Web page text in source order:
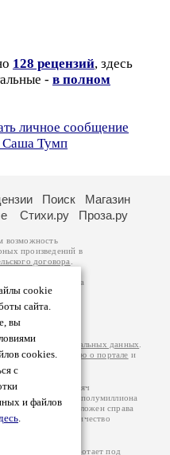
128 рецензий, здесь
- в полном
личное сообщение
Саша Тумп
cookie
сайта.
вы
cookies.
с
и файлов
.
Поиск
Магазин
Стихи.ру Проза.ру
возможность
произведений в
договора
авторам
возможна
вы можете
за
на
обработки персональных данных
информацию о портале и
– порядка 100 тысяч
более полумиллиона
который расположен справа
по две цифры: количество
2026. Портал работает под